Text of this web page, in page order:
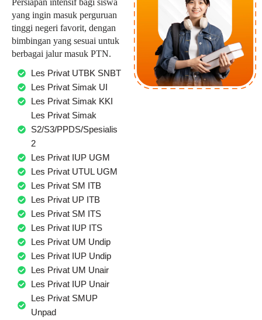
yang ingin masuk perguruan
tinggi negeri favorit, dengan
bimbingan yang sesuai untuk
berbagai jalur masuk PTN.
Les Privat UTBK SNBT
Les Privat Simak UI
Les Privat Simak KKI
Les Privat Simak
S2/S3/PPDS/Spesialis
2
Les Privat IUP UGM
Les Privat UTUL UGM
Les Privat SM ITB
Les Privat UP ITB
Les Privat SM ITS
Les Privat IUP ITS
Les Privat UM Undip
Les Privat IUP Undip
Les Privat UM Unair
Les Privat IUP Unair
Les Privat SMUP
Unpad